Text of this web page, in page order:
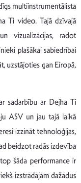
multiinstrumentālista
Ti video. Tajā dzīvajā
vizualizācijas, radot
plašākai sabiedrībai
uzstājoties gan Eiropā,
sadarbību ar Dejha Ti
ASV un jau tajā laikā
izzināt tehnoloģijas,
beidzot radās izdevība
šāda performance ir
izstrādājām dažādus